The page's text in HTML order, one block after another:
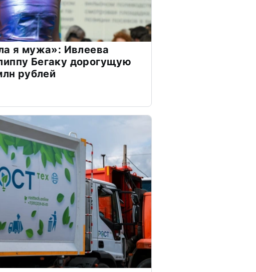
я мужа»: Ивлеева
Бегаку дорогущую
рублей